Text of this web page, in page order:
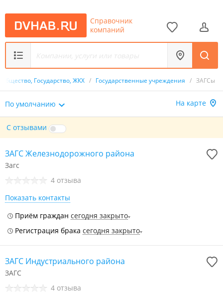
Справочник
компаний
Общество, Государство, ЖКХ / Государственные учреждения / ЗАГСы
По умолчанию На карте
С отзывами
ЗАГС Железнодорожного района
Загс
4 отзыва
Показать контакты
Приём граждан сегодня закрыто
Регистрация брака сегодня закрыто
ЗАГС Индустриального района
ЗАГС
4 отзыва